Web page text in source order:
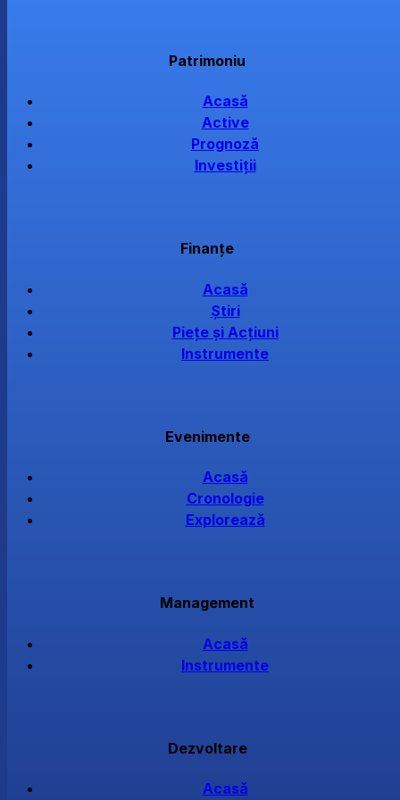
Patrimoniu
Acasă
Active
Prognoză
Investiții
Finanțe
Acasă
Știri
Piețe și Acțiuni
Instrumente
Evenimente
Acasă
Cronologie
Explorează
Management
Acasă
Instrumente
Dezvoltare
Acasă